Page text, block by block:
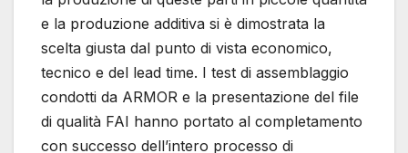
e la produzione additiva si è dimostrata la
scelta giusta dal punto di vista economico,
tecnico e del lead time. I test di assemblaggio
condotti da ARMOR e la presentazione del file
di qualità FAI hanno portato al completamento
con successo dell’intero processo di